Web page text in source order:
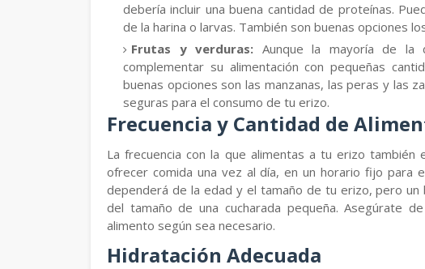
debería incluir una buena cantidad de proteínas.
de la harina o larvas. También son buenas opciones
Frutas y verduras: Aunque la mayoría de la
complementar su alimentación con pequeñas
buenas opciones son las manzanas, las peras y las
seguras para el consumo de tu erizo.
Frecuencia y Cantidad de
La frecuencia con la que alimentas a tu erizo
ofrecer comida una vez al día, en un horario fijo para
dependerá de la edad y el tamaño de tu erizo, pero
del tamaño de una cucharada pequeña. Asegúrate
alimento según sea necesario.
Hidratación Adecuada